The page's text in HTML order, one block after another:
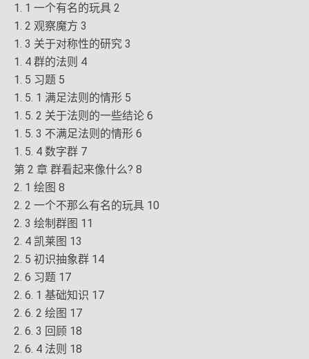
1. 1 一个有名的玩具 2
1. 2 观察魔方 3
1. 3 关于对称性的研究 3
1. 4 群的法则 4
1. 5 习题 5
1. 5. 1 满足法则的情形 5
1. 5. 2 关于法则的一些结论 6
1. 5. 3 不满足法则的情形 6
1. 5. 4 数字群 7
第 2 章 群看起来像什么? 8
2. 1 绘图 8
2. 2 一个不那么有名的玩具 10
2. 3 绘制群图 11
2. 4 凯莱图 13
2. 5 初识抽象群 14
2. 6 习题 17
2. 6. 1 基础知识 17
2. 6. 2 绘图 17
2. 6. 3 回顾 18
2. 6. 4 法则 18